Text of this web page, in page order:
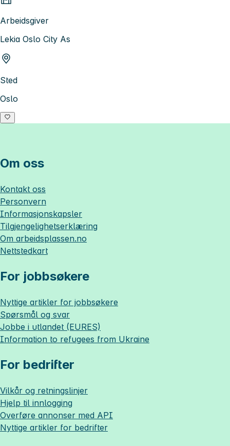
Arbeidsgiver
Lekia Oslo City As
Sted
Oslo
Om oss
Kontakt oss
Personvern
Informasjonskapsler
Tilgjengelighetserklæring
Om arbeidsplassen.no
Nettstedkart
For jobbsøkere
Nyttige artikler for jobbsøkere
Spørsmål og svar
Jobbe i utlandet (EURES)
Information to refugees from Ukraine
For bedrifter
Vilkår og retningslinjer
Hjelp til innlogging
Overføre annonser med API
Nyttige artikler for bedrifter